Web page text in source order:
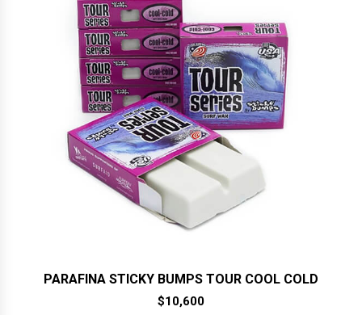
PARAFINA STICKY BUMPS TOUR COOL COLD
$10,600